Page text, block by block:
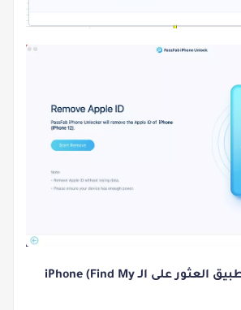
الخيار 1. إذا كان تطبيق العثور على الـ iPhone (Find My